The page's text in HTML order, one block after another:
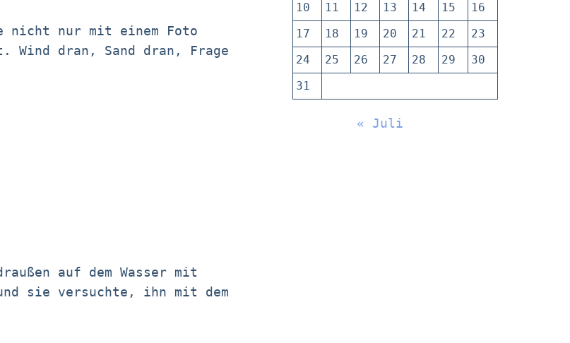
nicht nur mit einem Foto
Wind dran, Sand dran, Frage
auf dem Wasser mit
sie versuchte, ihn mit dem
10
11 12 13 14 15
16
17
18 19 20 21 22
23
24
25 26 27 28 29
30
31
« Juli